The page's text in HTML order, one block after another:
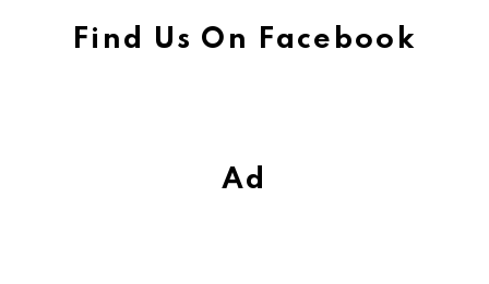
Find Us On Facebook
Ad